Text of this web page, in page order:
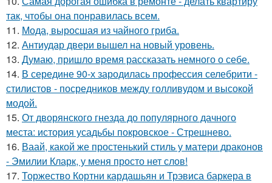
так, чтобы она понравилась всем.
11. Мода, выросшая из чайного гриба.
12. Антиудар двери вышел на новый уровень.
13. Думаю, пришло время рассказать немного о себе.
14. В середине 90-х зародилась профессия селебрити -
стилистов - посредников между голливудом и высокой
модой.
15. От дворянского гнезда до популярного дачного
места: история усадьбы покровское - Стрешнево.
16. Ваай, какой же простенький стиль у матери драконов
- Эмилии Кларк, у меня просто нет слов!
17. Торжество Кортни кардашьян и Трэвиса баркера в